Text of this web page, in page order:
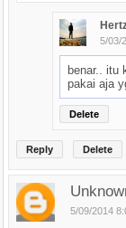
5/03/
benar.. itu
pakai aja
Delete
Reply Delete
5/09/2014